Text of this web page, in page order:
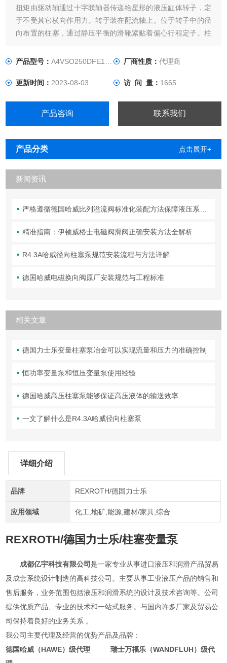
扭矩由驱动轴通过十字联轴器传递给星形的液压缸体转子，定
于不受其它横向作用力。转于装在配流轴上。位于转子中的径
向布置的柱塞，通过静压平衡的滑靴紧贴着偏心行程定子。柱
行程定子上。
产品型号：A4VSO250DFE1/30R-PPB25N00 厂商性质： 代理商
更新时间：2023-08-03 访 问 量： 1665
产品咨询 联系我们
产品分类 点击展开+
新闻资讯
严格遵循德国哈威比列溢流阀标准化装配方法保障液压系统压力调控精准可靠
精准指南：伊顿威格士电磁阀滑阀正确安装方法全解析
R4.3A哈威径向柱塞泵规范安装流程与方法详解
德国哈威电磁换向阀原厂安装规范与工程标准
相关文章
德国力士乐变量柱塞泵冶金可以实现流量和压力的准确控制
恒功率变量泵和恒压变量泵使用经验
德国哈威高压柱塞泵能够保证高压液体的输送效率
一文了解什么是R4.3A哈威径向柱塞泵
详细介绍
品牌 REXROTH/德国力士乐
应用领域 化工,地矿,能源,建材/家具,综合
REXROTH/德国力士乐/柱塞变量泵
成都亿宇科技有限公司是一家专业从事进口液压和润滑产品贸易
及成套系统设计制造的高科技公司。主要从事工业液压产品的销售和
售后服务，业务范围包括液压和润滑系统的设计及技术咨询等。公司
提供优质产品、专业的技术和一站式服务。与国内许多厂家及贸易公
司保持着良好的业务关系 。
我公司主要代理及经营的优势产品及品牌：
德国哈威（HAWE）级代理 瑞士万福乐（WANDFLUH）级代